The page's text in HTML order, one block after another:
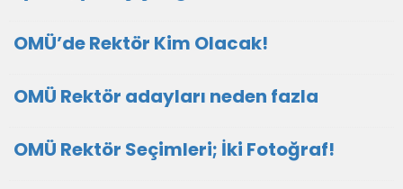
OMÜ’de Rektör Kim Olacak!
OMÜ Rektör adayları neden fazla
OMÜ Rektör Seçimleri; İki Fotoğraf!